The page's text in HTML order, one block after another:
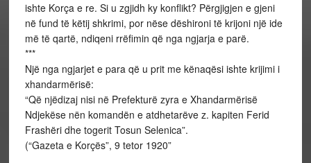
ishte Korça e re. Si u zgjidh ky konflikt? Përgjigjen e gjeni
në fund të këtij shkrimi, por nëse dëshironi të krijoni një ide
më të qartë, ndiqeni rrëfimin që nga ngjarja e parë.
***
Një nga ngjarjet e para që u prit me kënaqësi ishte krijimi i
xhandarmërisë:
“Që njëdizaj nisi në Prefekturë zyra e Xhandarmërisë
Ndjekëse nën komandën e atdhetarëve z. kapiten Ferid
Frashëri dhe togerit Tosun Selenica”.
(“Gazeta e Korçës”, 9 tetor 1920”